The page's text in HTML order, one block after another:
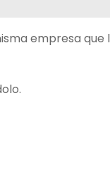
empresa que